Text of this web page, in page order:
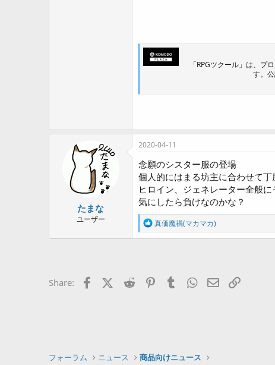
「RPGツクール」は、プ
す。
たまな
ユーザー
2020-04-11
念願のシスター服の登場
個人的にはまる坊主に合わせて
ヒロイン、ジェネレーター全般
気にしたら負けなのかな？
R
e
a
o
真価魔禍(マカマカ)
Share: FacebookX (Twitter)
Reddit PinterestTumblrWhatsApp
Eメール
フォーラム ニュース 商品向けニュース